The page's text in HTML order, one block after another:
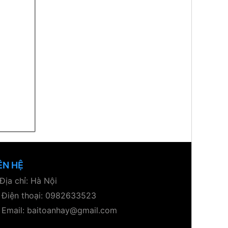
HỆ
Địa chỉ: Hà Nội
Điện thoại: 0982633523
Email: baitoanhay@gmail.com